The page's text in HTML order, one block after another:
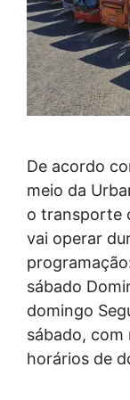
De acordo
meio da
o transporte
vai operar
sábado
domingo
sábado,
horários de